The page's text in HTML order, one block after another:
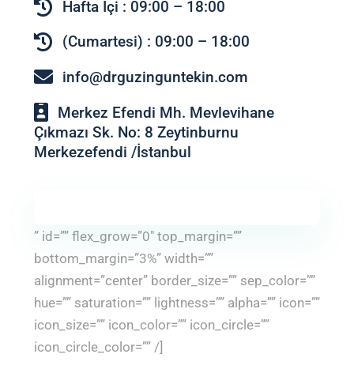
Hafta İçi : 09:00 – 18:00
(Cumartesi) : 09:00 – 18:00
info@drguzinguntekin.com
Merkez Efendi Mh. Mevlevihane
Çıkmazı Sk. No: 8 Zeytinburnu
Merkezefendi /İstanbul
” id=”” flex_grow=”0″ top_margin=””
bottom_margin=”3%” width=””
alignment=”center” border_size=”” sep_color=””
hue=”” saturation=”” lightness=”” alpha=”” icon=””
icon_size=”” icon_color=”” icon_circle=””
icon_circle_color=”” /]